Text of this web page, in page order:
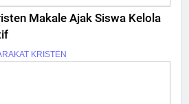
Makale Ajak Siswa Kelola
KRISTEN